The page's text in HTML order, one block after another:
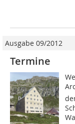
Ausgabe 09/2012
Termine